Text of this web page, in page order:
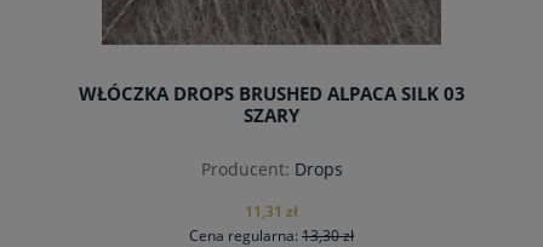
WŁÓCZKA DROPS BRUSHED ALPACA SILK 03
SZARY
Producent: Drops
11,31 zł
Cena regularna: 13,30 zł